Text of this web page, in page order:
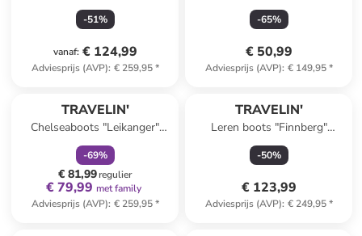
-51%
vanaf: € 124,99
Adviesprijs (AVP): € 259,95*
-65%
€ 50,99
Adviesprijs (AVP): € 149,95*
TRAVELIN'
Chelseaboots "Leikanger"
bruin
-69%
€ 81,99regulier
€ 79,99 met family
Adviesprijs (AVP): € 259,95*
TRAVELIN'
Leren boots "Finnberg"
donkerblauw/bruin
-50%
€ 123,99
Adviesprijs (AVP): € 249,95*